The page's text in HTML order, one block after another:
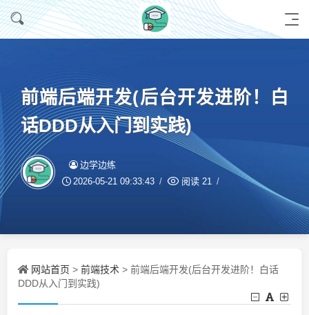
前端后端开发(后台开发进阶！白
话DDD从入门到实践)
边学边练
2026-05-21 09:33:43 阅读 21
网站首页 > 前端技术 > 前端后端开发(后台开发进阶！白话
DDD从入门到实践)